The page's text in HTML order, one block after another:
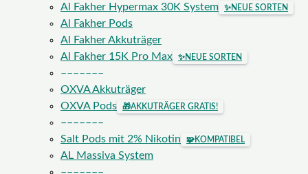
Al Fakher Hypermax 30K System
✨NEUE SORTEN
Al Fakher Pods
Al Fakher Akkuträger
Al Fakher 15K Pro Max
✨NEUE SORTEN
–––––––
OXVA Akkuträger
OXVA Pods
🎁AKKUTRÄGER GRATIS!
–––––––
Salt Pods mit 2% Nikotin
🧩KOMPATIBEL
AL Massiva System